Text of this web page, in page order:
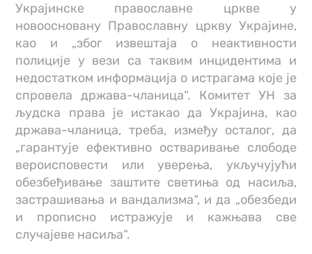
Украјинске православне цркве у
новоосновану Православну цркву Украјине,
као и „због извештаја о неактивности
полиције у вези са таквим инцидентима и
недостатком информација о истрагама које је
спровела држава-чланица“. Комитет УН за
људска права је истакао да Украјина, као
држава-чланица, треба, између осталог, да
„гарантује ефективно остваривање слободе
вероисповести или уверења, укључујући
обезбеђивање заштите светиња од насиља,
застрашивања и вандализма“, и да „обезбеди
и прописно истражује и кажњава све
случајеве насиља“.